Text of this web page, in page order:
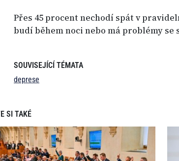
Přes 45 procent nechodí spát v
budí během noci nebo má problémy se
SOUVISEJÍCÍ TÉMATA
deprese
SI TAKÉ